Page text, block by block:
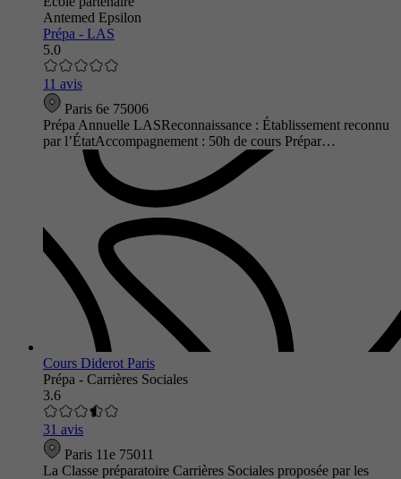
Antemed Epsilon
Prépa - LAS
5.0
11 avis
Paris 6e 75006
Prépa Annuelle LASReconnaissance : Établissement reconnu
par l’ÉtatAccompagnement : 50h de cours Prépar…
Cours Diderot Paris
Prépa - Carrières Sociales
3.6
31 avis
Paris 11e 75011
La Classe préparatoire Carrières Sociales proposée par les